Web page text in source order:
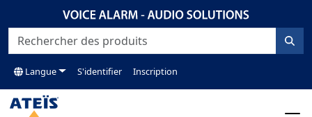
Langue S'identifier Inscription